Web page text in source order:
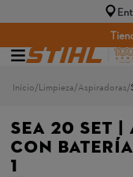
Limpieza Aspiradoras
SEA 20
con batería
1